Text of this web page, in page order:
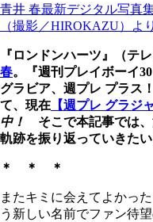
青井 春最新デジタル写真
（撮影／HIROKAZU）より
『ロンドンハーツ』（テ
春。『週刊プレイボーイ
グラビア、週プレ プラス
て、現在 【週プレ グラジ
中！
そこで本記事では
軌跡を振り返っていきたい
＊ ＊ ＊
またキミに会えてよかっ
う新しい名前でファン待